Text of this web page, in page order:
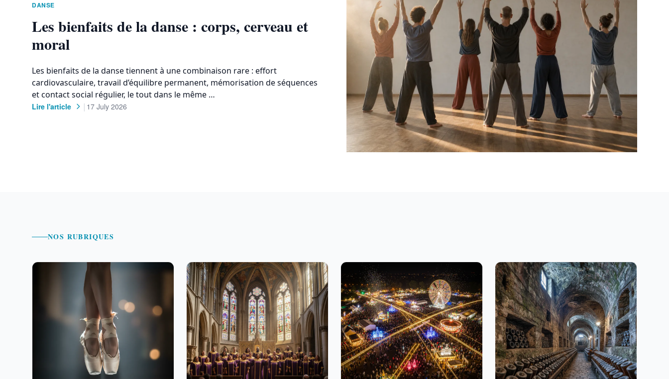
DANSE
Les bienfaits de la danse : corps, cerveau et
moral
Les bienfaits de la danse tiennent à une combinaison rare : effort
cardiovasculaire, travail d’équilibre permanent, mémorisation de séquences
et contact social régulier, le tout dans le même …
Lire l'article | 17 July 2026
NOS RUBRIQUES